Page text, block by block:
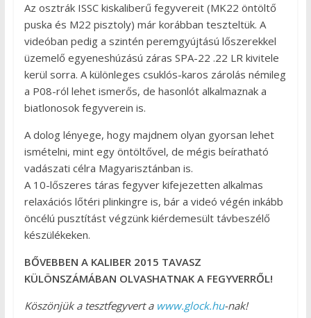
Az osztrák ISSC kiskaliberű fegyvereit (MK22 öntöltő
puska és M22 pisztoly) már korábban teszteltük. A
videóban pedig a szintén peremgyújtású lőszerekkel
üzemelő egyeneshúzású záras SPA-22 .22 LR kivitele
kerül sorra. A különleges csuklós-karos zárolás némileg
a P08-ról lehet ismerős, de hasonlót alkalmaznak a
biatlonosok fegyverein is.
A dolog lényege, hogy majdnem olyan gyorsan lehet
ismételni, mint egy öntöltővel, de mégis beíratható
vadászati célra Magyarisztánban is.
A 10-lőszeres táras fegyver kifejezetten alkalmas
relaxációs lőtéri plinkingre is, bár a videó végén inkább
öncélú pusztítást végzünk kiérdemesült távbeszélő
készülékeken.
BŐVEBBEN A KALIBER 2015 TAVASZ
KÜLÖNSZÁMÁBAN OLVASHATNAK A FEGYVERRŐL!
Köszönjük a tesztfegyvert a www.glock.hu-nak!